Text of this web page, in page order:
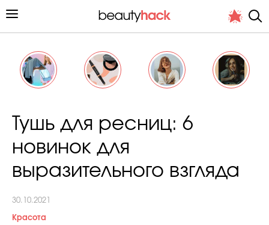
Тушь для ресниц: 6
новинок для
выразительного взгляда
30.10.2021
Красота